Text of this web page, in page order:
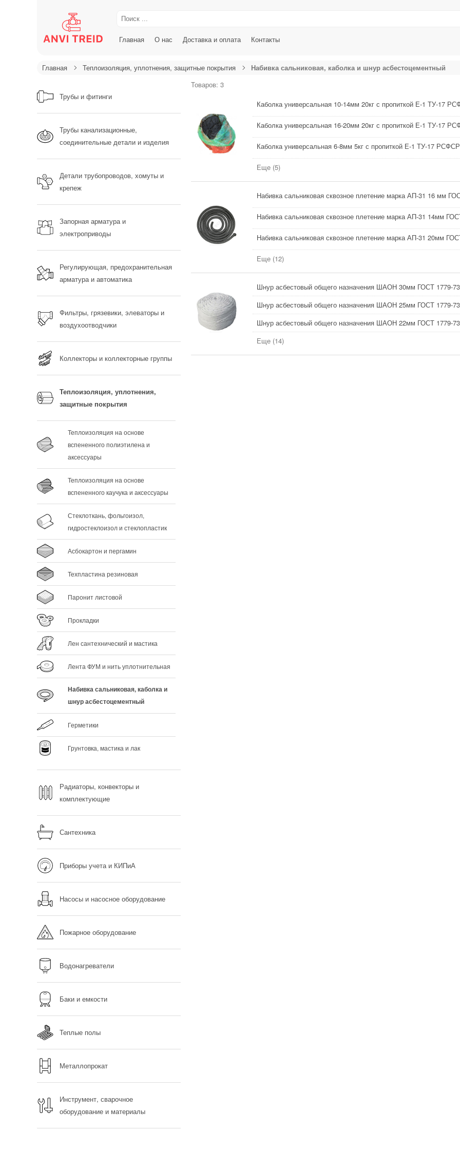
Главная О нас Доставка и оплата Контакты
Главная Теплоизоляция, уплотнения, защитные покрытия Набивка сальниковая, каболка и шнур асбестоцементный
Трубы и фитинги
Трубы канализационные,
соединительные детали и изделия
Детали трубопроводов, хомуты и
крепеж
Запорная арматура и
электроприводы
Регулирующая, предохранительная
арматура и автоматика
Фильтры, грязевики, элеваторы и
воздухоотводчики
Коллекторы и коллекторные группы
Теплоизоляция, уплотнения,
защитные покрытия
Теплоизоляция на основе
вспененного полиэтилена и
аксессуары
Теплоизоляция на основе
вспененного каучука и аксессуары
Стеклоткань, фольгоизол,
гидростеклоизол и стеклопластик
Асбокартон и пергамин
Техпластина резиновая
Паронит листовой
Прокладки
Лен сантехнический и мастика
Лента ФУМ и нить уплотнительная
Набивка сальниковая, каболка и
шнур асбестоцементный
Герметики
Грунтовка, мастика и лак
Радиаторы, конвекторы и
комплектующие
Сантехника
Приборы учета и КИПиА
Насосы и насосное оборудование
Пожарное оборудование
Водонагреватели
Баки и емкости
Теплые полы
Металлопрокат
Инструмент, сварочное
оборудование и материалы
Товаров: 3
Каболка универсальная 10-14мм 20кг с пропиткой Е-1 ТУ-17
Каболка универсальная 16-20мм 20кг с пропиткой Е-1 ТУ-17
Каболка универсальная 6-8мм 5кг с пропиткой Е-1 ТУ-17
Еще (5)
Набивка сальниковая сквозное плетение марка АП-31 16 мм
Набивка сальниковая сквозное плетение марка АП-31 14мм
Набивка сальниковая сквозное плетение марка АП-31 20мм
Еще (12)
Шнур асбестовый общего назначения ШАОН 30мм ГОСТ 1779-73
Шнур асбестовый общего назначения ШАОН 25мм ГОСТ 1779-73
Шнур асбестовый общего назначения ШАОН 22мм ГОСТ 1779-73
Еще (14)